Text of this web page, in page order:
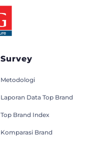
Survey
Metodologi
Laporan Data Top Brand
Top Brand Index
Komparasi Brand